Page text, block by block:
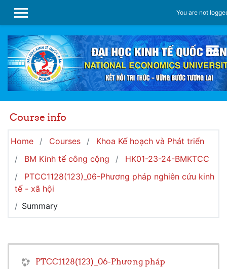
SIDE PANEL
You are not
Course info
Home Courses
Khoa Kế hoạch và Phát triển
BM Kinh tế công cộng
HK01-23-24-BMKTCC
PTCC1128(123)_06-Phương pháp nghiên cứu kinh
tế - xã hội
Summary
PTCC1128(123)_06-Phương pháp